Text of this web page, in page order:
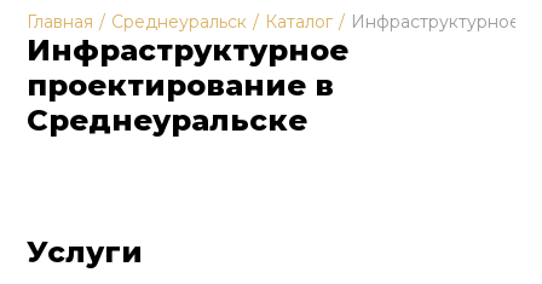
Главная / Среднеуральск / Каталог / Инфраструктурное
Инфраструктурное
проектирование в
Среднеуральске
Услуги